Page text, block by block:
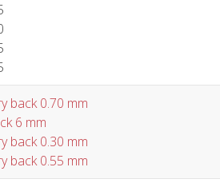
back 0.70 mm
6 mm
back 0.30 mm
back 0.55 mm